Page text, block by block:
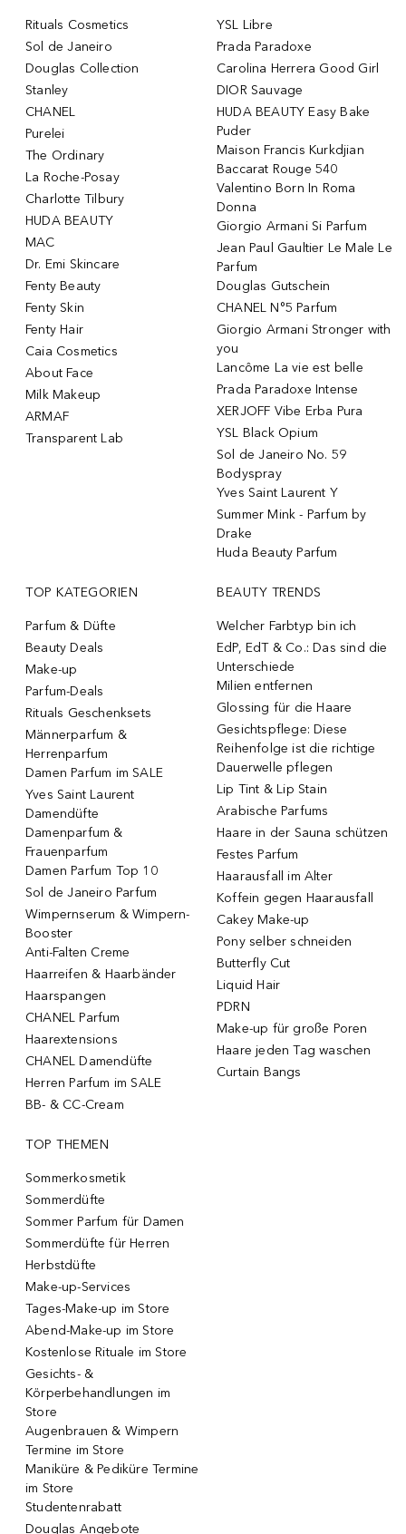
Rituals Cosmetics
Sol de Janeiro
Douglas Collection
Stanley
CHANEL
Purelei
The Ordinary
La Roche-Posay
Charlotte Tilbury
HUDA BEAUTY
MAC
Dr. Emi Skincare
Fenty Beauty
Fenty Skin
Fenty Hair
Caia Cosmetics
About Face
Milk Makeup
ARMAF
Transparent Lab
YSL Libre
Prada Paradoxe
Carolina Herrera Good Girl
DIOR Sauvage
HUDA BEAUTY Easy Bake
Puder
Maison Francis Kurkdjian
Baccarat Rouge 540
Valentino Born In Roma
Donna
Giorgio Armani Si Parfum
Jean Paul Gaultier Le Male Le
Parfum
Douglas Gutschein
CHANEL N°5 Parfum
Giorgio Armani Stronger with
you
Lancôme La vie est belle
Prada Paradoxe Intense
XERJOFF Vibe Erba Pura
YSL Black Opium
Sol de Janeiro No. 59
Bodyspray
Yves Saint Laurent Y
Summer Mink - Parfum by
Drake
Huda Beauty Parfum
TOP KATEGORIEN
Parfum & Düfte
Beauty Deals
Make-up
Parfum-Deals
Rituals Geschenksets
Männerparfum &
Herrenparfum
Damen Parfum im SALE
Yves Saint Laurent
Damendüfte
Damenparfum &
Frauenparfum
Damen Parfum Top 10
Sol de Janeiro Parfum
Wimpernserum & Wimpern-
Booster
Anti-Falten Creme
Haarreifen & Haarbänder
Haarspangen
CHANEL Parfum
Haarextensions
CHANEL Damendüfte
Herren Parfum im SALE
BB- & CC-Cream
BEAUTY TRENDS
Welcher Farbtyp bin ich
EdP, EdT & Co.: Das sind die
Unterschiede
Milien entfernen
Glossing für die Haare
Gesichtspflege: Diese
Reihenfolge ist die richtige
Dauerwelle pflegen
Lip Tint & Lip Stain
Arabische Parfums
Haare in der Sauna schützen
Festes Parfum
Haarausfall im Alter
Koffein gegen Haarausfall
Cakey Make-up
Pony selber schneiden
Butterfly Cut
Liquid Hair
PDRN
Make-up für große Poren
Haare jeden Tag waschen
Curtain Bangs
TOP THEMEN
Sommerkosmetik
Sommerdüfte
Sommer Parfum für Damen
Sommerdüfte für Herren
Herbstdüfte
Make-up-Services
Tages-Make-up im Store
Abend-Make-up im Store
Kostenlose Rituale im Store
Gesichts- &
Körperbehandlungen im
Store
Augenbrauen & Wimpern
Termine im Store
Maniküre & Pediküre Termine
im Store
Studentenrabatt
Douglas Angebote